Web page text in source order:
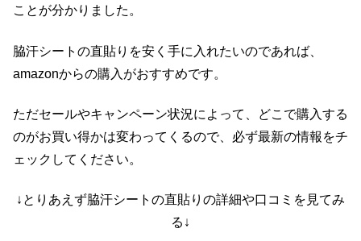
ことが分かりました。
脇汗シートの直貼りを安く手に入れたいのであれば、
amazonからの購入がおすすめです。
ただセールやキャンペーン状況によって、どこで購入する
のがお買い得かは変わってくるので、必ず最新の情報をチ
ェックしてください。
↓とりあえず脇汗シートの直貼りの詳細や口コミを見てみ
る↓